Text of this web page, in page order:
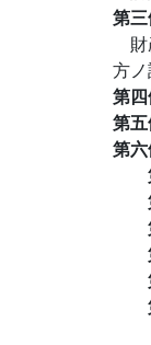
第
方
第
第
第